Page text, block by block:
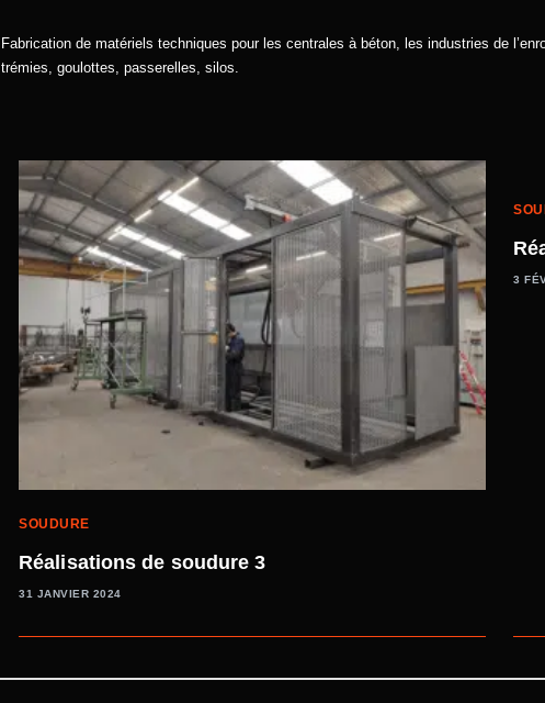
Fabrication de matériels techniques pour les centrales à béton, les industries de
trémies, goulottes, passerelles, silos.
SOUDURE
Réalisations de soudure 3
31 JANVIER 2024
3